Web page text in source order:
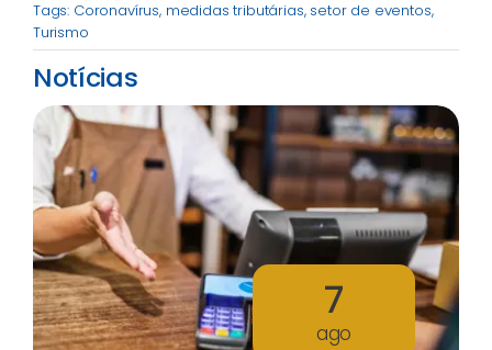
Tags: Coronavírus, medidas tributárias, setor de eventos,
Turismo
Notícias
7
ago